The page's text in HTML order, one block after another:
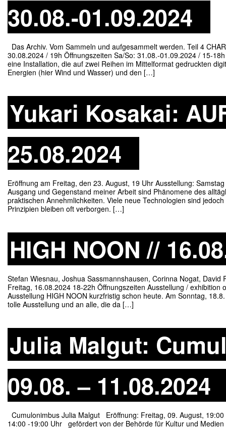
30.08.-01.09.2024
Das Archiv. Vom Sammeln und aufgesammelt werden. Teil 4
30.08.2024 / 19h Öffnungszeiten Sa/So: 31.08.-01.09.2024 / 15-
eine Installation, die auf zwei Reihen im Mittelformat gedruckten
Energien (hier Wind und Wasser) und den […]
Yukari Kosakai:
25.08.2024
Eröffnung am Freitag, den 23. August, 19 Uhr Ausstellung:
Ausgang und Gegenstand meiner Arbeit sind Phänomene des
praktischen Annehmlichkeiten. Viele neue Technologien sind
Prinzipien bleiben oft verborgen. […]
HIGH NOON //
Stefan Wiesnau, Joshua Sassmannshausen, Corinna Nogat,
Freitag, 16.08.2024 18-22h Öffnungszeiten Ausstellung /
Ausstellung HIGH NOON kurzfristig schon heute. Am Sonntag,
tolle Ausstellung und an alle, die da […]
Julia Malgut:
09.08. – 11.08.2024
Cumulonimbus Julia Malgut Eröffnung: Freitag, 09. August,
14:00 -19:00 Uhr gefördert von der Behörde für Kultur und